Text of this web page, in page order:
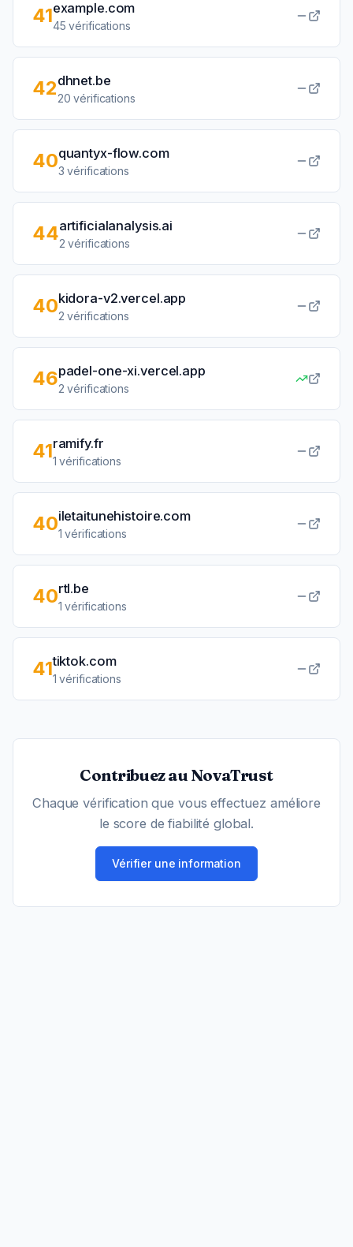
41example.com
45 vérifications
42dhnet.be
20 vérifications
40quantyx-flow.com
3 vérifications
44artificialanalysis.ai
2 vérifications
40kidora-v2.vercel.app
2 vérifications
46padel-one-xi.vercel.app
2 vérifications
41ramify.fr
1 vérifications
40iletaitunehistoire.com
1 vérifications
40rtl.be
1 vérifications
41tiktok.com
1 vérifications
Contribuez au NovaTrust
Chaque vérification que vous effectuez améliore
le score de fiabilité global.
Vérifier une information